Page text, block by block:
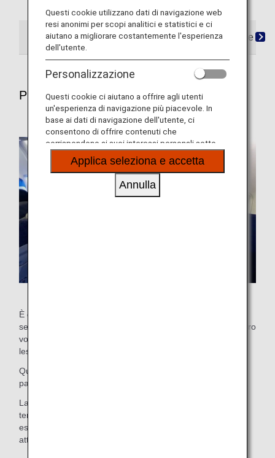
Prenotazioni Imbarco Arrivo Domande
Prenotazioni
È disponibile una barella per i clienti che non possono
sedersi in posizione eretta e devono sdraiarsi durante l'intero
volo, inclusi decollo e atterraggio a causa di una malattia,
lesioni o altre condizioni.
Quando si utilizza una barella, le cinture mantengono il
passeggero in posizione supina per tutta la durata del volo.
La barella è separata dal resto della cabina mediante una
tenda. Tuttavia, per motivi di sicurezza, le tende possono
essere aperte durante le fasi di rullaggio, decollo e
atterraggio.
Questi cookie utilizzano dati di navigazione web
resi anonimi per scopi analitici e statistici e ci
aiutano a migliorare costantemente l'esperienza
dell'utente.
Personalizzazione
Questi cookie ci aiutano a offrire agli utenti
un'esperienza di navigazione più piacevole. In
base ai dati di navigazione dell'utente, ci
consentono di offrire contenuti che
corrispondono ai suoi interessi personali sotto
forma di siti web, e-mail, social media e pubblicità.
Applica seleziona e accetta
Annulla